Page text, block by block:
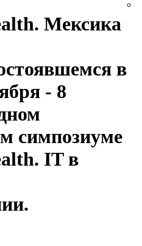
Мексика
в
- 8
симпозиуме
IT в